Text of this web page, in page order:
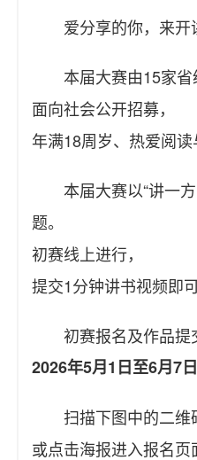
爱分享的你，来开
本届大赛由15家省
面向社会公开招募，
年满18周岁、热爱阅读
本届大赛以“讲一
题。
初赛线上进行，
提交1分钟讲书视频即可
初赛报名及作品提
2026年5月1日至6月7日
扫描下图中的二维
或点击海报进入报名页